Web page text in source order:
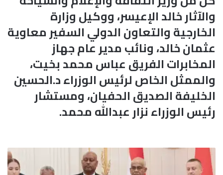
والآثار خالد الإعيسر، ووكيل وزارة
الخارجية والتعاون الدولي السفير معاوية
عثمان خالد، ونائب مدير عام جهاز
المخابرات الفريق عباس محمد بخيت،
والممثل الخاص لرئيس الوزراء د.الحسين
الخليفة الصديق الحفيان، ومستشار
رئيس الوزراء نزار عبدالله محمد.